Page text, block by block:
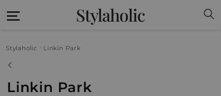
Stylaholic
Stylaholic Linkin Park
Linkin Park